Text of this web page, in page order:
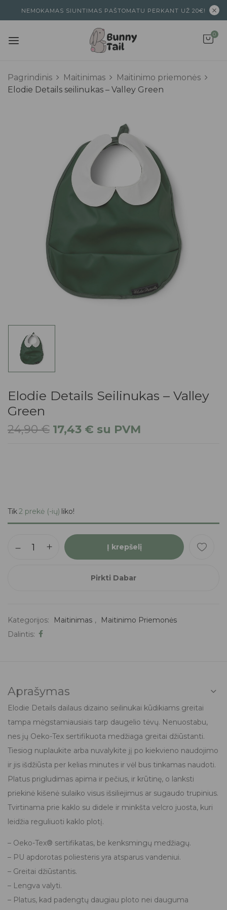
NEMOKAMAS SIUNTIMAS PAŠTOMATU PERKANT UŽ 20€!
0
Pagrindinis Maitinimas
Maitinimo priemonės
Elodie Details seilinukas – Valley Green
Elodie Details Seilinukas – Valley
Green
24,90€ 17,43 € su PVM
Tik2 prekė (-ių) liko!
Į krepšelį
Pirkti Dabar
Kategorijos: Maitinimas ,
Maitinimo Priemonės
Dalintis:
Aprašymas
Elodie Details dailaus dizaino seilinukai kūdikiams greitai
tampa mėgstamiausiais tarp daugelio tėvų. Nenuostabu,
nes jų Oeko-Tex sertifikuota medžiaga greitai džiūstanti.
Tiesiog nuplaukite arba nuvalykite jį po kiekvieno naudojimo
ir jis išdžiūsta per kelias minutes ir vėl bus tinkamas naudoti.
Platus prigludimas apima ir pečius, ir krūtinę, o lanksti
priekinė kišenė sulaiko visus išsiliejimus ar sugaudo trupinius.
Tvirtinama prie kaklo su didele ir minkšta velcro juosta, kuri
leidžia reguliuoti kaklo plotį.
– Oeko-Tex® sertifikatas, be kenksmingų medžiagų.
– PU apdorotas poliesteris yra atsparus vandeniui.
– Greitai džiūstantis.
– Lengva valyti.
– Platus, kad padengtų daugiau ploto nei dauguma